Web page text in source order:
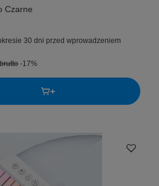
Czarne
30 dni przed wprowadzeniem
-17%